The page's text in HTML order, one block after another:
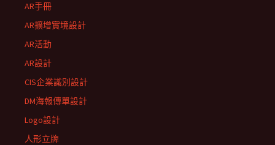
AR手冊
AR擴增實境設計
AR活動
AR設計
CIS企業識別設計
DM海報傳單設計
Logo設計
人形立牌